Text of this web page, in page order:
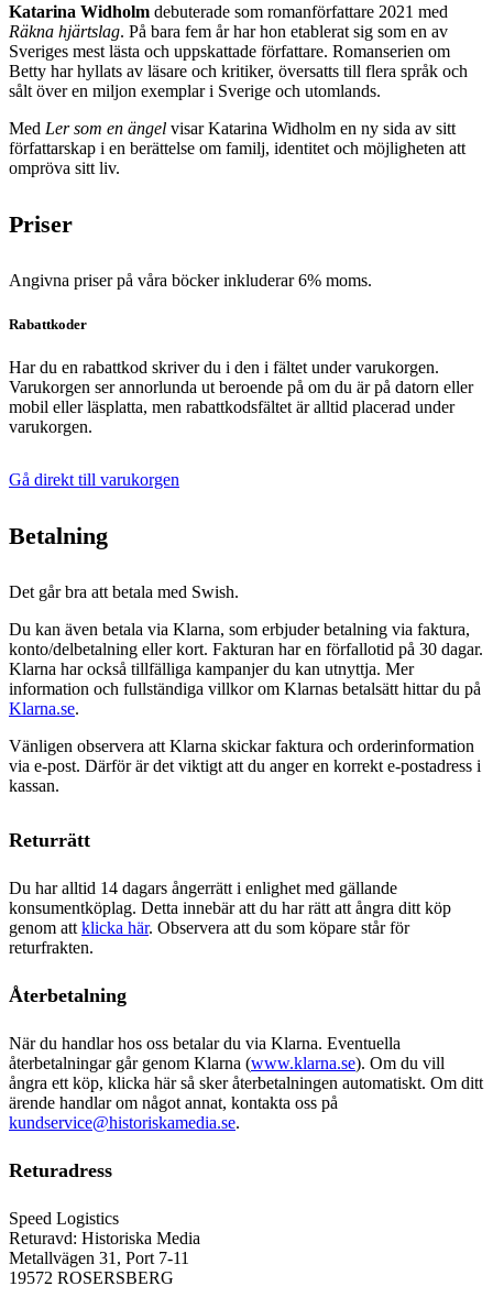
Katarina Widholm debuterade som romanförfattare 2021 med
Räkna hjärtslag. På bara fem år har hon etablerat sig som en av
Sveriges mest lästa och uppskattade författare. Romanserien om
Betty har hyllats av läsare och kritiker, översatts till flera språk och
sålt över en miljon exemplar i Sverige och utomlands.
Med Ler som en ängel visar Katarina Widholm en ny sida av sitt
författarskap i en berättelse om familj, identitet och möjligheten att
ompröva sitt liv.
Priser
Angivna priser på våra böcker inkluderar 6% moms.
Rabattkoder
Har du en rabattkod skriver du i den i fältet under varukorgen.
Varukorgen ser annorlunda ut beroende på om du är på datorn eller
mobil eller läsplatta, men rabattkodsfältet är alltid placerad under
varukorgen.
Gå direkt till varukorgen
Betalning
Det går bra att betala med Swish.
Du kan även betala via Klarna, som erbjuder betalning via faktura,
konto/delbetalning eller kort. Fakturan har en förfallotid på 30 dagar.
Klarna har också tillfälliga kampanjer du kan utnyttja. Mer
information och fullständiga villkor om Klarnas betalsätt hittar du på
Klarna.se.
Vänligen observera att Klarna skickar faktura och orderinformation
via e-post. Därför är det viktigt att du anger en korrekt e-postadress i
kassan.
Returrätt
Du har alltid 14 dagars ångerrätt i enlighet med gällande
konsumentköplag. Detta innebär att du har rätt att ångra ditt köp
genom att klicka här. Observera att du som köpare står för
returfrakten.
Återbetalning
När du handlar hos oss betalar du via Klarna. Eventuella
återbetalningar går genom Klarna (www.klarna.se). Om du vill
ångra ett köp, klicka här så sker återbetalningen automatiskt. Om ditt
ärende handlar om något annat, kontakta oss på
kundservice@historiskamedia.se.
Returadress
Speed Logistics
Returavd: Historiska Media
Metallvägen 31, Port 7-11
19572 ROSERSBERG